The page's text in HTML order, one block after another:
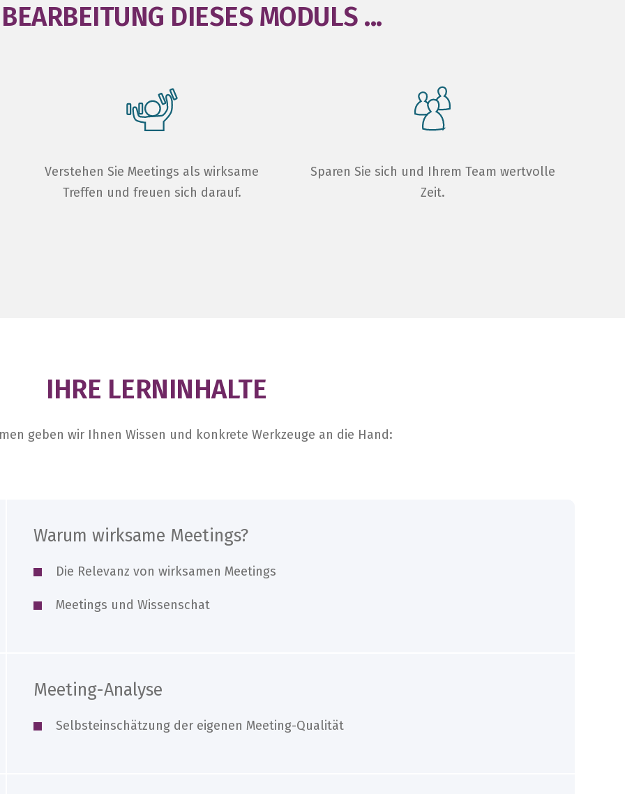
DIESES MODULS ...
Verstehen Sie Meetings als wirksame
Treffen und freuen sich darauf.
Sparen Sie sich und Ihrem Team wertvolle
Zeit.
IHRE LERNINHALTE
geben wir Ihnen Wissen und konkrete Werkzeuge an die Hand:
Warum wirksame Meetings?
Die Relevanz von wirksamen Meetings
Meetings und Wissenschat
Meeting-Analyse
Selbsteinschätzung der eigenen Meeting-Qualität